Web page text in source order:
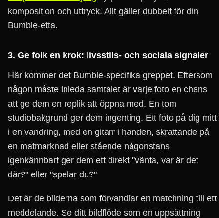
komposition och uttryck. Allt gäller dubbelt för din
Bumble-etta.
3. Ge folk en krok: livsstils- och sociala signaler
Här kommer det Bumble-specifika greppet. Eftersom
någon måste inleda samtalet är varje foto en chans
att ge dem en replik att öppna med. En tom
studiobakgrund ger dem ingenting. Ett foto på dig mitt
i en vandring, med en gitarr i handen, skrattande på
en matmarknad eller stående någonstans
igenkännbart ger dem ett direkt "vänta, var är det
där?" eller "spelar du?"
Det är de bilderna som förvandlar en matchning till ett
meddelande. Se ditt bildflöde som en uppsättning